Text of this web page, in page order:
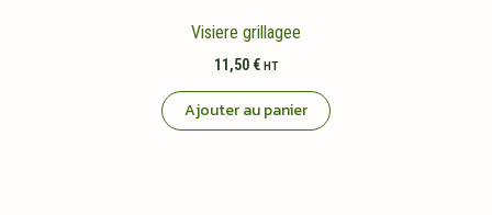
Visiere grillagee
11,50 € HT
Ajouter au panier